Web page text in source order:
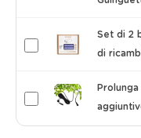
Set di 2
di